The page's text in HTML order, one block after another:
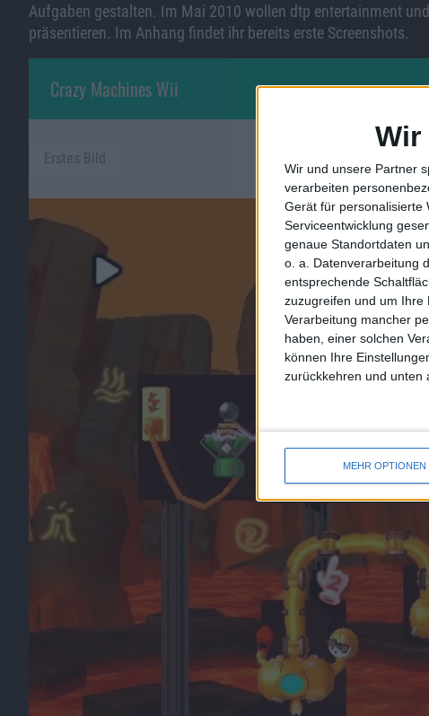
Wir
Wir und unsere Partner
verarbeiten
Gerät für personalisierte
Serviceentwicklung
genaue Standortdaten
o. a. Datenverarbeitung
entsprechende
zuzugreifen und um Ihre
Verarbeitung mancher
haben, einer solchen
können Ihre
zurückkehren und unten
MEHR OPTIONEN
Aufgaben gestalten. Im Mai 2010 wollen dtp entertainment
präsentieren. Im Anhang findet ihr bereits erste Screenshots.
Crazy Machines Wii
Erstes Bild